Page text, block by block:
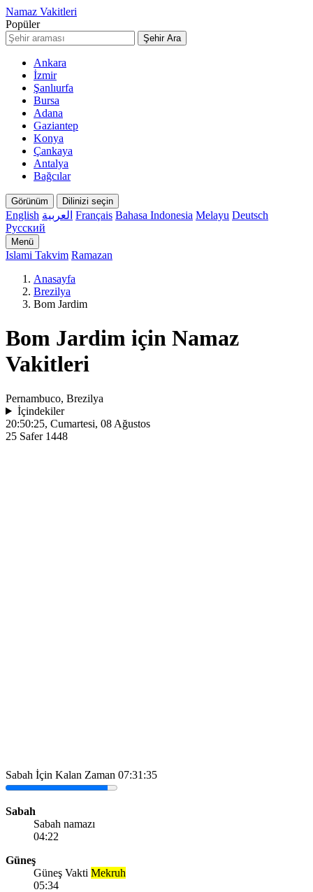
Namaz Vakitleri
Popüler
Şehir Ara
Ankara
İzmir
Şanlıurfa
Bursa
Adana
Gaziantep
Konya
Çankaya
Antalya
Bağcılar
Görünüm Dilinizi seçin
English العربية Français Bahasa Indonesia Melayu Deutsch
Русский
Menü
Islami Takvim Ramazan
Anasayfa
Brezilya
Bom Jardim
Bom Jardim için Namaz
Vakitleri
Pernambuco, Brezilya
İçindekiler
20:50:25, Cumartesi, 08 Ağustos
25 Safer 1448
Sabah İçin Kalan Zaman 07:31:35
Sabah
Sabah namazı
04:22
Güneş
Güneş Vakti Mekruh
05:34